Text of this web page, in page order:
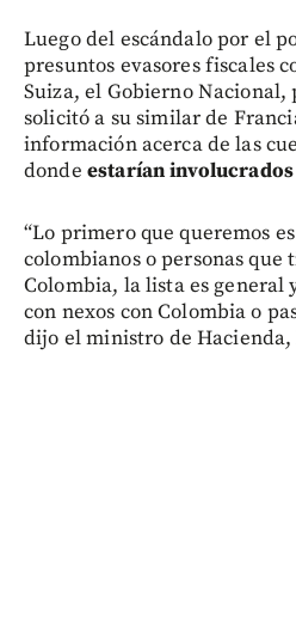
Luego del escándalo por el
presuntos evasores fiscales
Suiza, el Gobierno Nacional,
solicitó a su similar de
información acerca de las
donde estarían
“Lo primero que queremos
colombianos o personas que
Colombia, la lista es general
con nexos con Colombia o
dijo el ministro de